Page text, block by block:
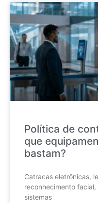
Política de
que
bastam?
Catracas eletrônicas,
reconhecimento
sistemas